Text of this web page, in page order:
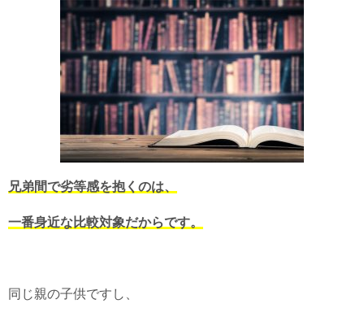
兄弟間で劣等感を抱くのは、
一番身近な比較対象だからです。
同じ親の子供ですし、